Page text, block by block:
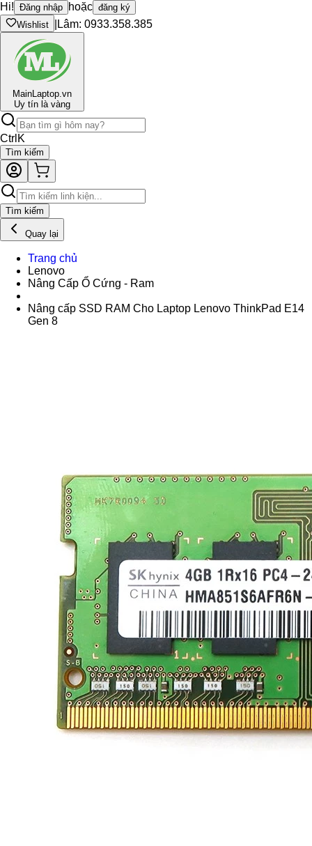
Hi! Đăng nhập hoặc đăng ký
Wishlist
Lâm: 0933.358.385
MainLaptop.vn
Uy tín là vàng
Ctrl K
Tìm kiếm
Tìm kiếm
Quay lại
Trang chủ
Lenovo
Nâng Cấp Ổ Cứng - Ram
Nâng cấp SSD RAM Cho Laptop Lenovo ThinkPad E14
Gen 8